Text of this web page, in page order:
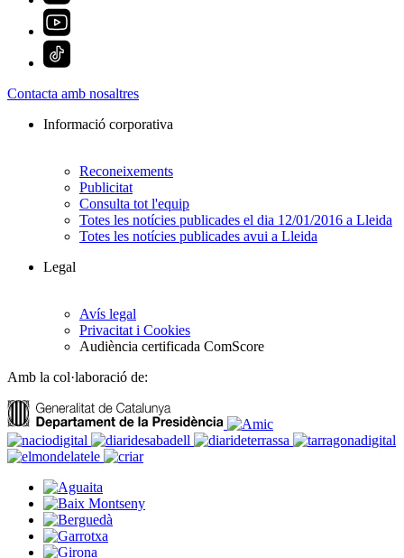
Contacta amb nosaltres
Informació corporativa
Reconeixements
Publicitat
Consulta tot l'equip
Totes les notícies publicades el dia 12/01/2016 a Lleida
Totes les notícies publicades avui a Lleida
Legal
Avís legal
Privacitat i Cookies
Audiència certificada ComScore
Amb la col·laboració de: